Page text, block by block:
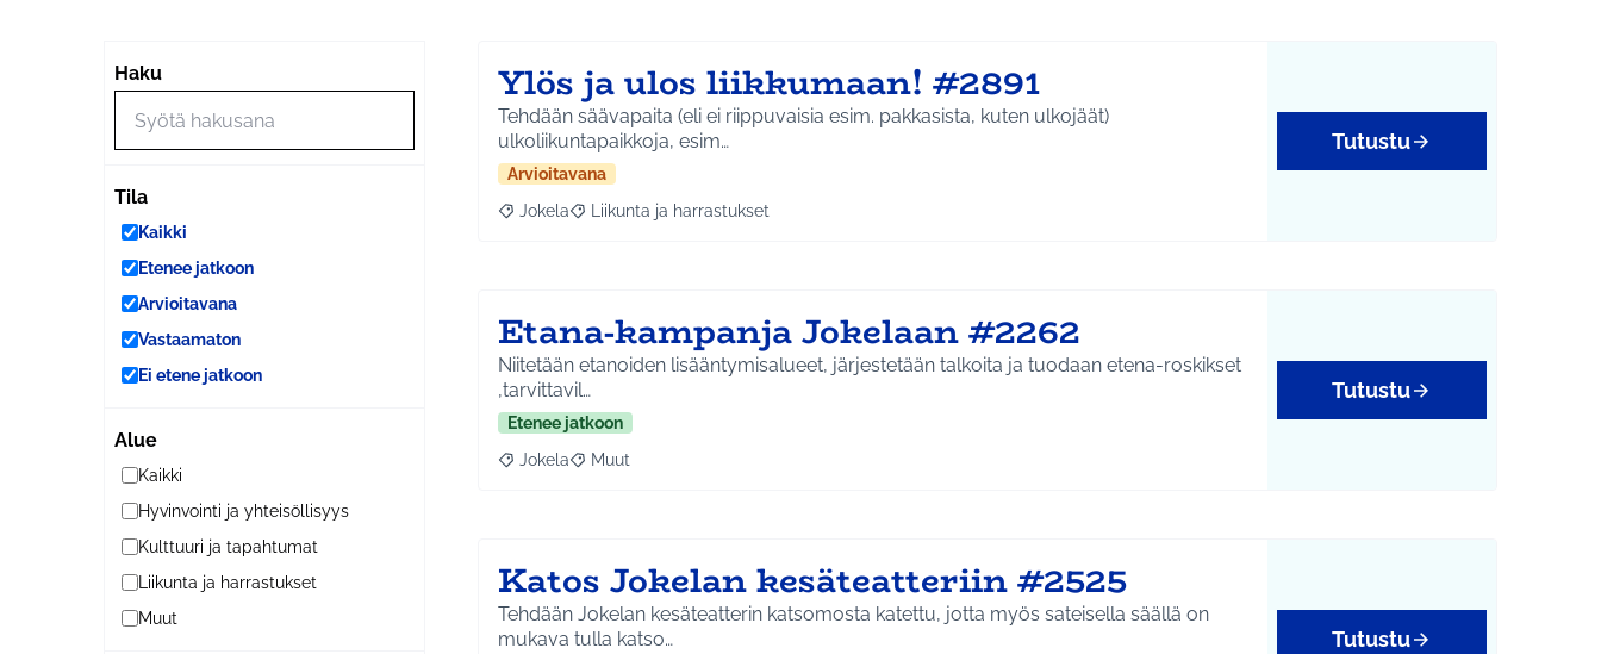
Haku
Tila
Kaikki
Etenee jatkoon
Arvioitavana
Vastaamaton
Ei etene jatkoon
Alue
Kaikki
Hyvinvointi ja yhteisöllisyys
Kulttuuri ja tapahtumat
Liikunta ja harrastukset
Muut
Ylös ja ulos liikkumaan! #2891
Tehdään säävapaita (eli ei riippuvaisia esim. pakkasista, kuten ulkojäät)
ulkoliikuntapaikkoja, esim…
Arvioitavana
Rajaa tulokset aihepiirin mukaan: Jokela
Jokela Rajaa tulokset teeman mukaan: Liikunta ja harrastukset
Liikunta ja harrastukset
Tutustu
Etana-kampanja Jokelaan #2262
Niitetään etanoiden lisääntymisalueet, järjestetään talkoita ja tuodaan etena-roskikset
,tarvittavil…
Etenee jatkoon
Rajaa tulokset aihepiirin mukaan: Jokela
Jokela Rajaa tulokset teeman mukaan: Muut
Muut
Tutustu
Katos Jokelan kesäteatteriin #2525
Tehdään Jokelan kesäteatterin katsomosta katettu, jotta myös sateisella säällä on
mukava tulla katso…
Tutustu